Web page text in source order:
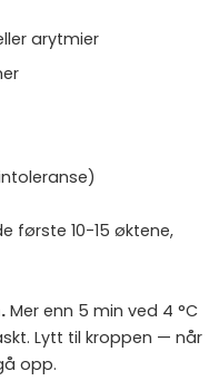
arytmier
første 10-15 øktene,
Mer enn 5 min ved 4 °C
Lytt til kroppen — når
opp.